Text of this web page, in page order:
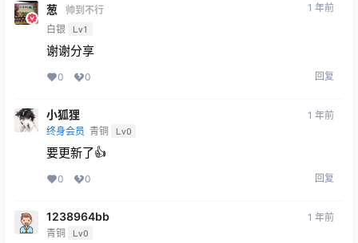
葱
帅到不行
白银
Lv1
1 年前
谢谢分享
0 0 回复
小狐狸
终身会员 青铜 Lv0
1 年前
要更新了👍
0 0 回复
1238964bb
青铜 Lv0
1 年前